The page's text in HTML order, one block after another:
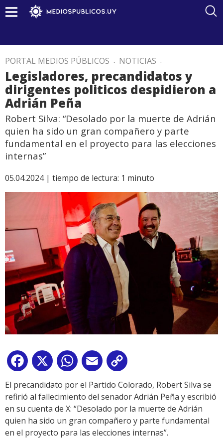
PORTAL MEDIOS PÚBLICOS . NOTICIAS .
Legisladores, precandidatos y
dirigentes politicos despidieron a
Adrián Peña
Robert Silva: “Desolado por la muerte de Adrián
quien ha sido un gran compañero y parte
fundamental en el proyecto para las elecciones
internas”
05.04.2024 | tiempo de lectura: 1 minuto
Facebook
X WhatsApp
Email
Link
El precandidato por el Partido Colorado, Robert Silva se
refirió al fallecimiento del senador Adrián Peña y escribió
en su cuenta de X: “Desolado por la muerte de Adrián
quien ha sido un gran compañero y parte fundamental
en el proyecto para las elecciones internas”.